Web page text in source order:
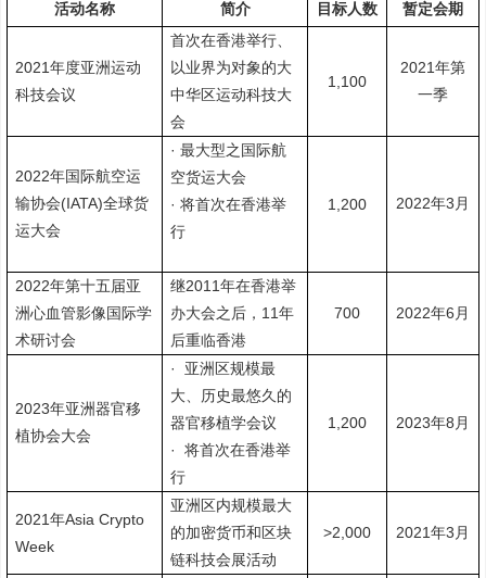
活动名称 简介 目标人数 暂定会期
2021年度亚洲运动
科技会议
首次在香港举行、
以业界为对象的大
中华区运动科技大
会
1,100
2021年第
一季
2022年国际航空运
输协会(IATA)全球货
运大会
· 最大型之国际航
空货运大会
· 将首次在香港举
行
1,200 2022年3 月
2022年第十五届亚
洲心血管影像国际学
术研讨会
继2011年在香港举
办大会之后， 11年
后重临香港
700 2022年6 月
2023年亚洲器官移
植协会大会
· 亚洲区规模最
大、历史最悠久的
器官移植学会议
· 将首次在香港举
行
1,200 2023年8 月
2021年Asia Crypto
Week
亚洲区内规模最大
的加密货币和区块
链科技会展活动
>2,000 2021年3 月